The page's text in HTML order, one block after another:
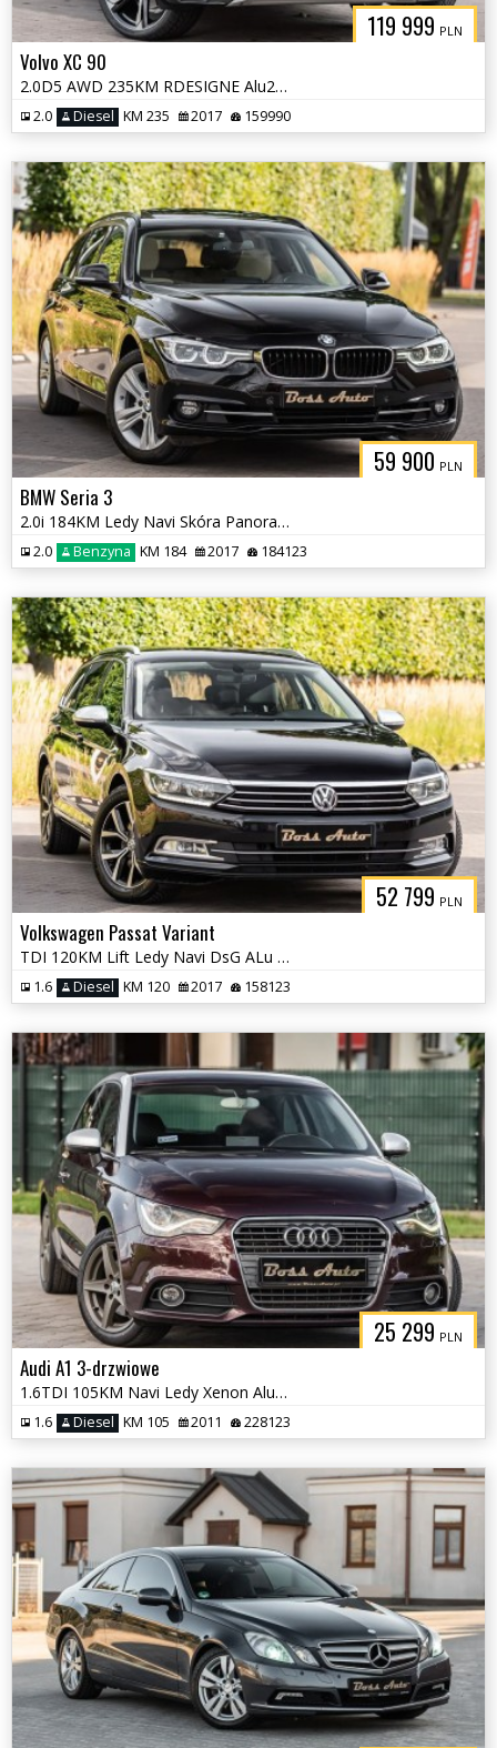
119 999 PLN
Volvo XC 90
2.0D5 AWD 235KM RDESIGNE Alu22" Skóra Navi Full Ledy Serwis Gwarancja!
2.0 Diesel KM 235 2017 159990
59 900 PLN
BMW Seria 3
2.0i 184KM Ledy Navi Skóra Panorama Pdc Full Serwis Aso Gwarancjia !!!
2.0 Benzyna KM 184 2017 184123
52 799 PLN
Volkswagen Passat Variant
TDI 120KM Lift Ledy Navi DsG ALu 2xPdc Full Serwis Aso Gwarancjia !!
1.6 Diesel KM 120 2017 158123
25 299 PLN
Audi A1 3-drzwiowe
1.6TDI 105KM Navi Ledy Xenon Alu Pdc Po Serwsie !!!
1.6 Diesel KM 105 2011 228123